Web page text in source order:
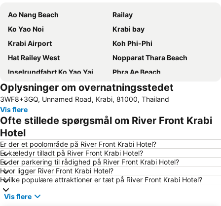
Ao Nang Beach
Railay
Ko Yao Noi
Krabi bay
Krabi Airport
Koh Phi-Phi
Hat Railey West
Nopparat Thara Beach
Inselrundfahrt Ko Yao Yai
Phra Ae Beach
Phra Nang Beach
Ton Sai Bay
Ba Kan Tiang Beach
Krabi Thai Cookery School
Ko Hong
Monkey Beach
Namtok Ron Khlong Thom
Chicken Island
Ko Khai
Bamboo Island
Hat Ton Sai
Tham Phra Nang
KonTiki
Had Ko Hong
Had Chong Lad
Loh Dalam Bay
Oplysninger om overnatningsstedet
3WF8+3GQ, Unnamed Road, Krabi, 81000, Thailand
Vis flere
Ofte stillede spørgsmål om River Front Krabi
Hotel
Er der et poolområde på River Front Krabi Hotel?
Er kæledyr tilladt på River Front Krabi Hotel?
Er der parkering til rådighed på River Front Krabi Hotel?
Hvor ligger River Front Krabi Hotel?
Hvilke populære attraktioner er tæt på River Front Krabi Hotel?
Vis flere